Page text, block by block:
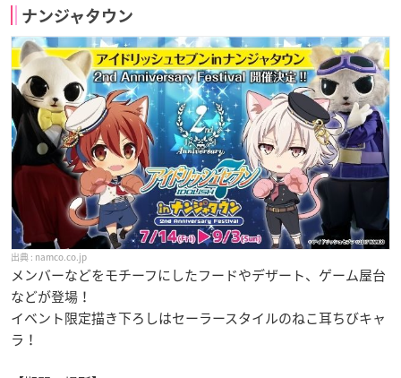
ナンジャタウン
namco.co.jp
メンバーなどをモチーフにしたフードやデザート、ゲーム屋台
などが登場！
イベント限定描き下ろしはセーラースタイルのねこ耳ちびキャ
ラ！